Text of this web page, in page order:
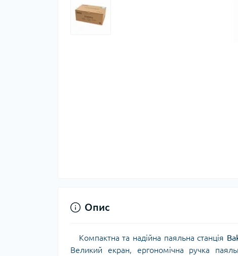
Опис
Компактна та надійна паяльна станція
Великий екран, ергономічна ручка